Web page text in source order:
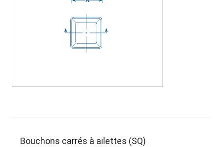
Bouchons carrés à ailettes (SQ)